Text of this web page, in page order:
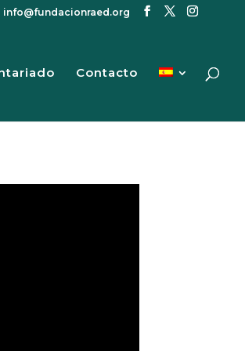
info@fundacionraed.org
Contacto